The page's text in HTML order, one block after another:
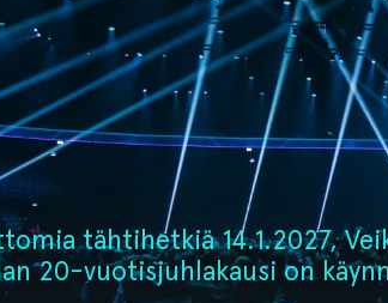
tähtihetkiä 14.1.2027,
20-vuotisjuhlakausi on